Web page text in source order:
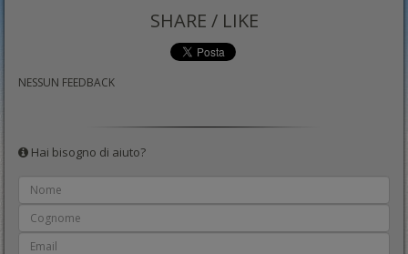
SHARE / LIKE
NESSUN FEEDBACK
Hai bisogno di aiuto?